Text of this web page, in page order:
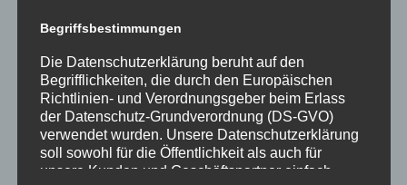
Neueste Beiträge
Wir verabschieden Herrn Windt in den Ruhestand
Kunst und Kultur bei den alten Griechen
Vorstellungen des Literaturkurses „Darstellendes
Begriffsbestimmungen
Die Datenschutzerklärung beruht auf den
Begrifflichkeiten, die durch den Europäischen
Richtlinien- und Verordnungsgeber beim Erlass
der Datenschutz-Grundverordnung (DS-GVO)
verwendet wurden. Unsere Datenschutzerklärung
soll sowohl für die Öffentlichkeit als auch für
unsere Kunden und Geschäftspartner einfach